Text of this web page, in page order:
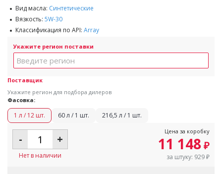
Вид масла: Синтетические
Вязкость: 5W-30
Классификация по API: Array
Укажите регион поставки
Поставщик
Укажите регион для подбора дилеров
Фасовка:
1 л / 12 шт. 60 л / 1 шт. 216,5 л / 1 шт.
- +
Нет в наличии
Цена за коробку
11 148₽
за штуку: 929₽